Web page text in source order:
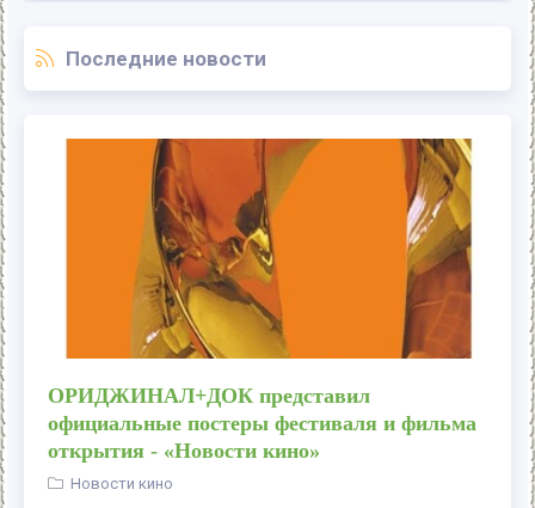
Последние новости
ОРИДЖИНАЛ+ДОК представил
официальные постеры фестиваля и фильма
открытия - «Новости кино»
Новости кино